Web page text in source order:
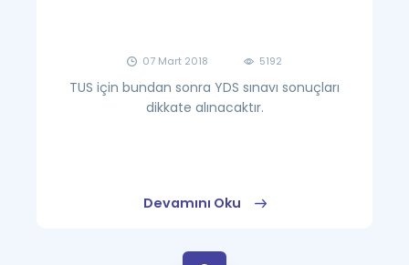
07 Mart 2018 5192
TUS için bundan sonra YDS sınavı sonuçları
dikkate alınacaktır.
Devamını Oku